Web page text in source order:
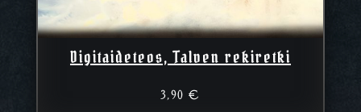
Digitaideteos, Talven rekiretki
3,90€